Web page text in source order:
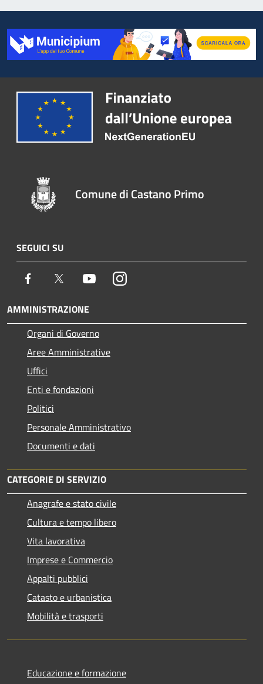
Comune di Castano Primo
SEGUICI SU
Facebook Twitter YoutubeInstagram
AMMINISTRAZIONE
Organi di Governo
Aree Amministrative
Uffici
Enti e fondazioni
Politici
Personale Amministrativo
Documenti e dati
CATEGORIE DI SERVIZIO
Anagrafe e stato civile
Cultura e tempo libero
Vita lavorativa
Imprese e Commercio
Appalti pubblici
Catasto e urbanistica
Mobilità e trasporti
Educazione e formazione